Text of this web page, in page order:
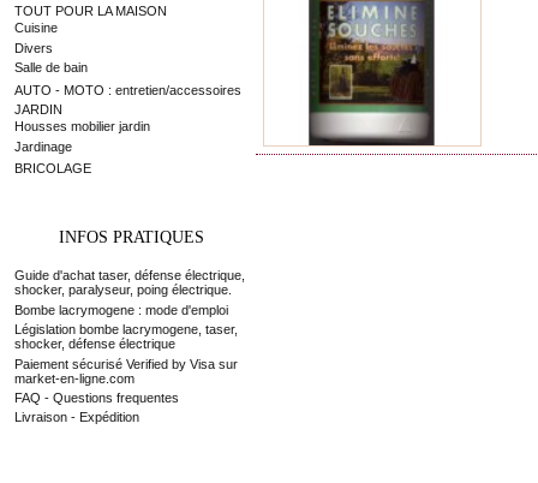
TOUT POUR LA MAISON
Cuisine
Divers
Salle de bain
AUTO - MOTO : entretien/accessoires
JARDIN
Housses mobilier jardin
Jardinage
BRICOLAGE
INFOS PRATIQUES
Guide d'achat taser, défense électrique,
shocker, paralyseur, poing électrique.
Bombe lacrymogene : mode d'emploi
Législation bombe lacrymogene, taser,
shocker, défense électrique
Paiement sécurisé Verified by Visa sur
market-en-ligne.com
FAQ - Questions frequentes
Livraison - Expédition